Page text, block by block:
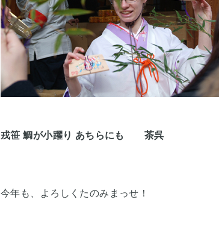
戎笹 鯛が小躍り あちらにも 茶呉
今年も、よろしくたのみまっせ！